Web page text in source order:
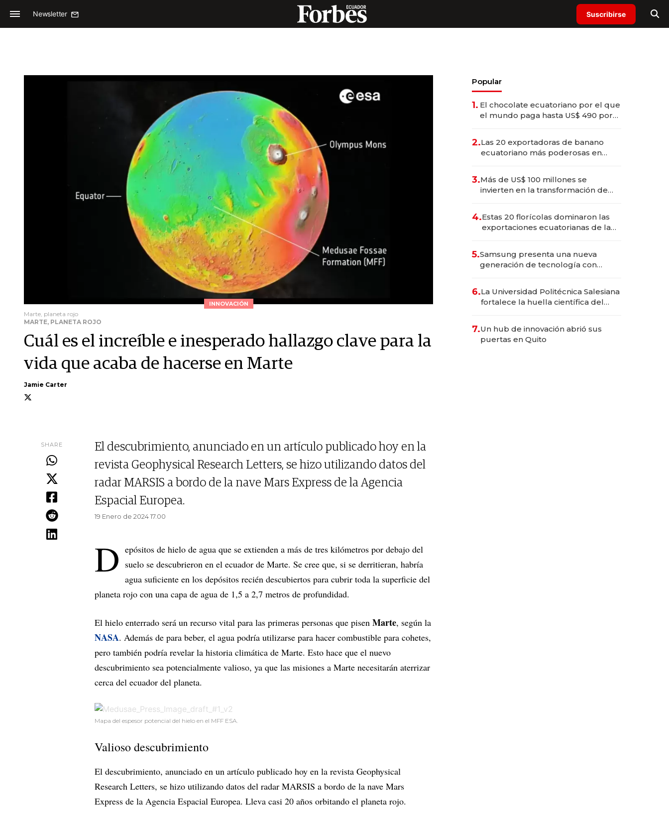
Newsletter Suscribirse
INNOVACIÓN
Marte, planeta rojo
MARTE, PLANETA ROJO
Cuál es el increíble e inesperado hallazgo clave para la
vida que acaba de hacerse en Marte
Jamie Carter
SHARE
El descubrimiento, anunciado en un artículo publicado hoy en la
revista Geophysical Research Letters, se hizo utilizando datos del
radar MARSIS a bordo de la nave Mars Express de la Agencia
Espacial Europea.
19 Enero de 2024 17.00
D epósitos de hielo de agua que se extienden a más de tres kilómetros por debajo del
suelo se descubrieron en el ecuador de Marte. Se cree que, si se derritieran, habría
agua suficiente en los depósitos recién descubiertos para cubrir toda la superficie del
planeta rojo con una capa de agua de 1,5 a 2,7 metros de profundidad.
El hielo enterrado será un recurso vital para las primeras personas que pisen Marte, según la
NASA. Además de para beber, el agua podría utilizarse para hacer combustible para cohetes,
pero también podría revelar la historia climática de Marte. Esto hace que el nuevo
descubrimiento sea potencialmente valioso, ya que las misiones a Marte necesitarán aterrizar
cerca del ecuador del planeta.
Mapa del espesor potencial del hielo en el MFF ESA.
Valioso descubrimiento
El descubrimiento, anunciado en un artículo publicado hoy en la revista Geophysical
Research Letters, se hizo utilizando datos del radar MARSIS a bordo de la nave Mars
Express de la Agencia Espacial Europea. Lleva casi 20 años orbitando el planeta rojo.
Popular
1. El chocolate ecuatoriano por el que
el mundo paga hasta US$ 490 por
2.Las 20 exportadoras de banano
ecuatoriano más poderosas en
3.Más de US$ 100 millones se
invierten en la transformación de
4.Estas 20 florícolas dominaron las
exportaciones ecuatorianas de la
5.Samsung presenta una nueva
generación de tecnología con
6.La Universidad Politécnica Salesiana
fortalece la huella científica del
7.Un hub de innovación abrió sus
puertas en Quito